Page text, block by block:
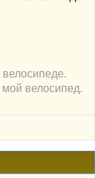
велосипед.